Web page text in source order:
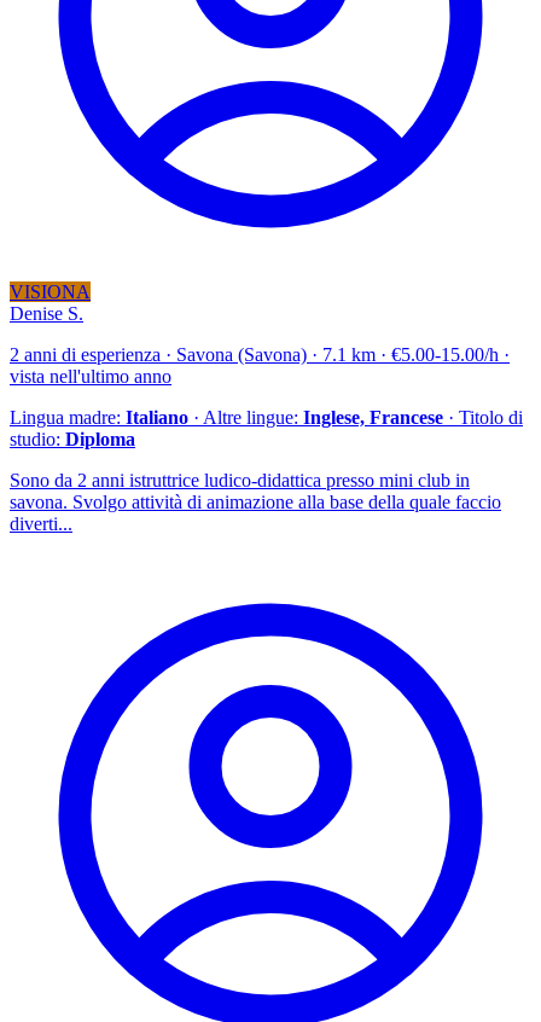
VISIONA
Denise S.
2 anni di esperienza · Savona (Savona) · 7.1 km · €5.00-15.00/h ·
vista nell'ultimo anno
Lingua madre: Italiano · Altre lingue: Inglese, Francese · Titolo di
studio: Diploma
Sono da 2 anni istruttrice ludico-didattica presso mini club in
savona. Svolgo attività di animazione alla base della quale faccio
diverti...